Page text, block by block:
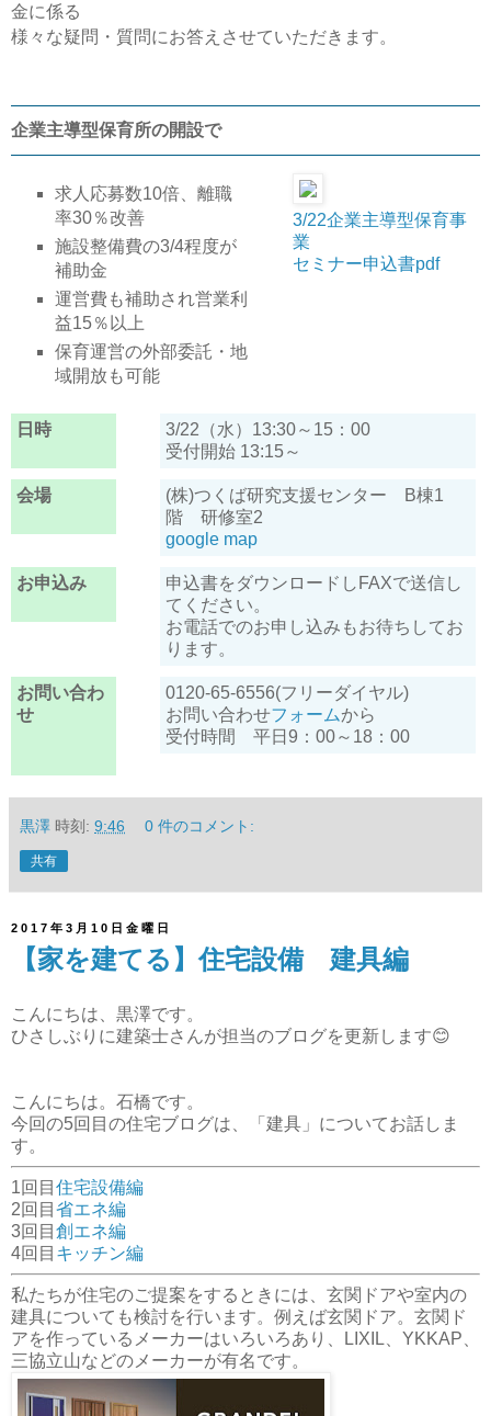
金に係る
様々な疑問・質問にお答えさせていただきます。
企業主導型保育所の開設で
求人応募数10倍、離職
率30％改善
施設整備費の3/4程度が
補助金
運営費も補助され営業利
益15％以上
保育運営の外部委託・地
域開放も可能
3/22企業主導型保育事
業
セミナー申込書pdf
日時
3/22（水）13:30～15：00
受付開始 13:15～
会場
(株)つくば研究支援センター B棟1
階 研修室2
google map
お申込み
申込書をダウンロードしFAXで送信し
てください。
お電話でのお申し込みもお待ちしてお
ります。
お問い合わ
せ
0120-65-6556(フリーダイヤル)
お問い合わせフォームから
受付時間 平日9：00～18：00
黒澤 時刻: 9:46 0 件のコメント:
共有
2017年3月10日金曜日
【家を建てる】住宅設備 建具編
こんにちは、黒澤です。
ひさしぶりに建築士さんが担当のブログを更新します😊
こんにちは。石橋です。
今回の5回目の住宅ブログは、「建具」についてお話しま
す。
1回目 住宅設備編
2回目 省エネ編
3回目 創エネ編
4回目 キッチン編
私たちが住宅のご提案をするときには、玄関ドアや室内の
建具についても検討を行います。例えば玄関ドア。玄関ド
アを作っているメーカーはいろいろあり、LIXIL、YKKAP、
三協立山などのメーカーが有名です。